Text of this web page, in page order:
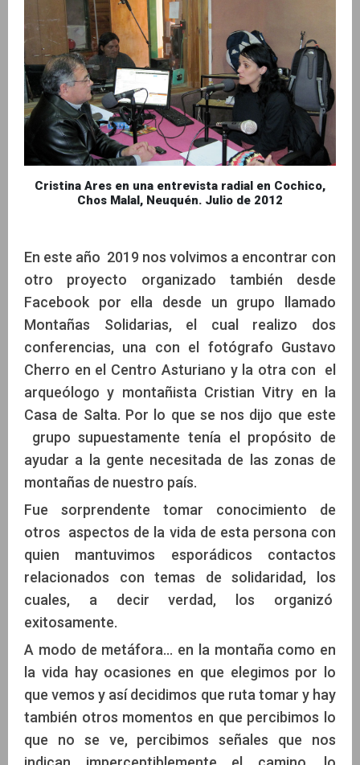
Cristina Ares en una entrevista radial en Cochico,
Chos Malal, Neuquén. Julio de 2012
En este año 2019 nos volvimos a encontrar con
otro proyecto organizado también desde
Facebook por ella desde un grupo llamado
Montañas Solidarias, el cual realizo dos
conferencias, una con el fotógrafo Gustavo
Cherro en el Centro Asturiano y la otra con el
arqueólogo y montañista Cristian Vitry en la
Casa de Salta. Por lo que se nos dijo que este
grupo supuestamente tenía el propósito de
ayudar a la gente necesitada de las zonas de
montañas de nuestro país.
Fue sorprendente tomar conocimiento de
otros aspectos de la vida de esta persona con
quien mantuvimos esporádicos contactos
relacionados con temas de solidaridad, los
cuales, a decir verdad, los organizó
exitosamente.
A modo de metáfora… en la montaña como en
la vida hay ocasiones en que elegimos por lo
que vemos y así decidimos que ruta tomar y hay
también otros momentos en que percibimos lo
que no se ve, percibimos señales que nos